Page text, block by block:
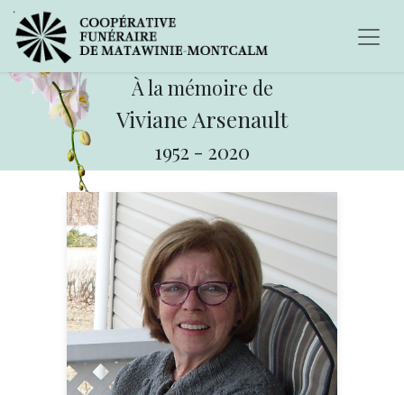
À la mémoire de
Viviane Arsenault
1952 - 2020